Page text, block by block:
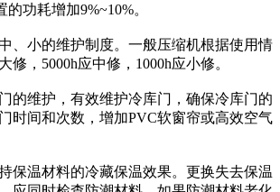
功耗增加9%~10%。
小的维护制度。一般压缩机根据使用情
修，5000h应中修，1000h应小修。
维护，有效维护冷库门，确保冷库门的
时间和次数，增加PVC软窗帘或高效空气
温材料的冷藏保温效果。更换失去保温